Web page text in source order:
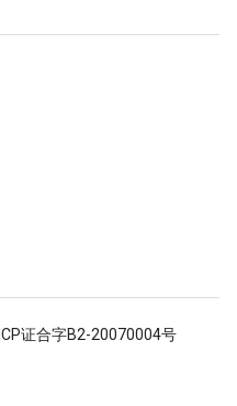
ICP证合字B2-20070004号